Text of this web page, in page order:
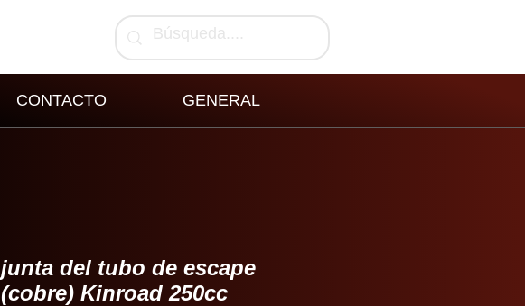
CONTACTO GENERAL
junta del tubo de escape
(cobre) Kinroad 250cc